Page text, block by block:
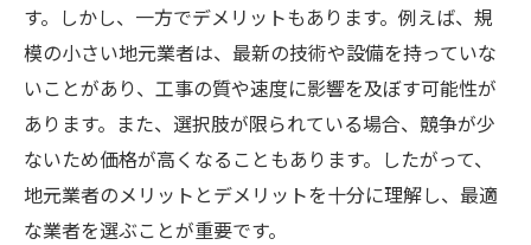
す。しかし、一方でデメリットもあります。例えば、規
模の小さい地元業者は、最新の技術や設備を持っていな
いことがあり、工事の質や速度に影響を及ぼす可能性が
あります。また、選択肢が限られている場合、競争が少
ないため価格が高くなることもあります。したがって、
地元業者のメリットとデメリットを十分に理解し、最適
な業者を選ぶことが重要です。